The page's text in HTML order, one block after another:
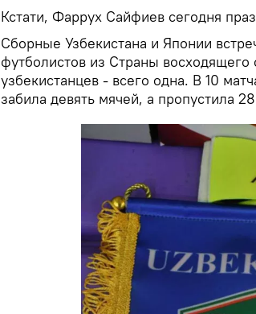
Кстати, Фаррух Сайфиев сегодня
Сборные Узбекистана и Японии
футболистов из Страны восходящего
узбекистанцев - всего одна. В 10
забила девять мячей, а пропустила